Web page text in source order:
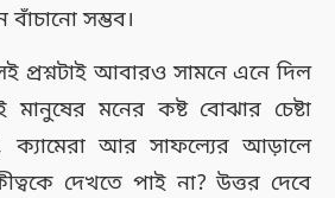
সম্ভব।
প্রশ্নটাই আবারও সামনে এনে দিল
মনের কষ্ট বোঝার চেষ্টা
আর সাফল্যের আড়ালে
দেখতে পাই না? উত্তর দেবে